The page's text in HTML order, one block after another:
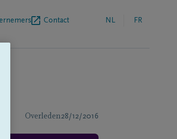
Contact NL FR
Overleden28/12/2016